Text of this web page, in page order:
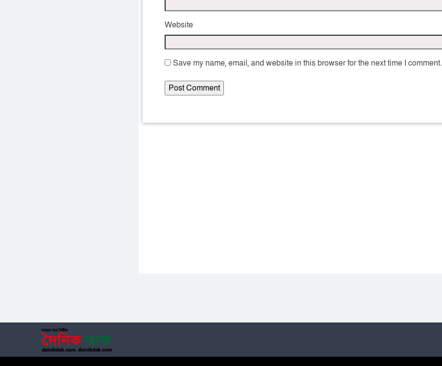
Website
Save my name, email, and website in this browser for the next time I comment.